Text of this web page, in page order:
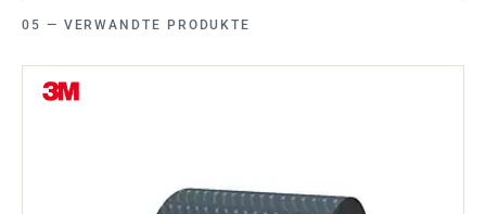
VERWANDTE PRODUKTE